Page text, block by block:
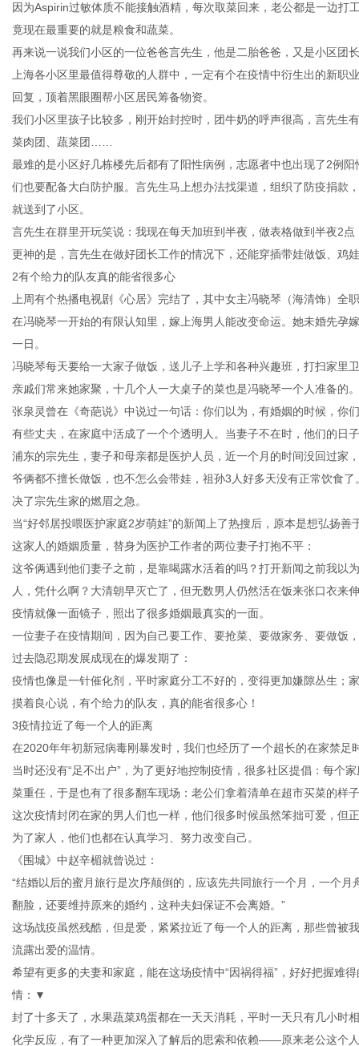
因为Aspirin过敏体质不能接触酒精，每次取菜回来，老公都是一边
竟现在最重要的就是粮食和蔬菜。
再来说一说我们小区的一位爸爸言先生，他是二胎爸爸，又是小区团
上海各小区里最值得尊敬的人群中，一定有个在疫情中衍生出的新
回复，顶着黑眼圈帮小区居民筹备物资。
我们小区里孩子比较多，刚开始封控时，团牛奶的呼声很高，言先生
菜肉团、蔬菜团……
最难的是小区好几栋楼先后都有了阳性病例，志愿者中也出现了2例
们也要配备大白防护服。言先生马上想办法找渠道，组织了防疫捐款
就送到了小区。
言先生在群里开玩笑说：我现在每天加班到半夜，做表格做到半夜2
更神的是，言先生在做好团长工作的情况下，还能穿插带娃做饭、
2有个给力的队友真的能省很多心
上周有个热播电视剧《心居》完结了，其中女主冯晓琴（海清饰）全
在冯晓琴一开始的有限认知里，嫁上海男人能改变命运。她未婚先孕
一日。
冯晓琴每天要给一大家子做饭，送儿子上学和各种兴趣班，打扫家
亲戚们常来她家聚，十几个人一大桌子的菜也是冯晓琴一个人准备的
张泉灵曾在《奇葩说》中说过一句话：你们以为，有婚姻的时候，你
有些丈夫，在家庭中活成了一个个透明人。当妻子不在时，他们的日
浦东的宗先生，妻子和母亲都是医护人员，近一个月的时间没回过家
爷俩都不擅长做饭，也不怎么会带娃，祖孙3人好多天没有正常饮食
决了宗先生家的燃眉之急。
当“好邻居投喂医护家庭2岁萌娃”的新闻上了热搜后，原本是想弘扬
这家人的婚姻质量，替身为医护工作者的两位妻子打抱不平：
这爷俩遇到他们妻子之前，是靠喝露水活着的吗？打开新闻之前我
人，凭什么啊？大清朝早灭亡了，但无数男人仍然活在饭来张口衣来
疫情就像一面镜子，照出了很多婚姻最真实的一面。
一位妻子在疫情期间，因为自己要工作、要抢菜、要做家务、要做饭
过去隐忍期发展成现在的爆发期了：
疫情也像是一针催化剂，平时家庭分工不好的，变得更加嫌隙丛生；
摸着良心说，有个给力的队友，真的能省很多心！
3疫情拉近了每一个人的距离
在2020年年初新冠病毒刚暴发时，我们也经历了一个超长的在家禁足
当时还没有“足不出户”，为了更好地控制疫情，很多社区提倡：每个
菜重任，于是也有了很多翻车现场：老公们拿着清单在超市买菜的样
这次疫情封闭在家的男人们也一样，他们很多时候虽然笨拙可爱，但
为了家人，他们也都在认真学习、努力改变自己。
《围城》中赵辛楣就曾说过：
“结婚以后的蜜月旅行是次序颠倒的，应该先共同旅行一个月，一个
翻脸，还要维持原来的婚约，这种夫妇保证不会离婚。”
这场战疫虽然残酷，但是爱，紧紧拉近了每一个人的距离，那些曾被
流露出爱的温情。
希望有更多的夫妻和家庭，能在这场疫情中“因祸得福”，好好把握难
情：▼
封了十多天了，水果蔬菜鸡蛋都在一天天消耗，平时一天只有几小时
化学反应，有了一种更加深入了解后的思索和依赖——原来老公这个